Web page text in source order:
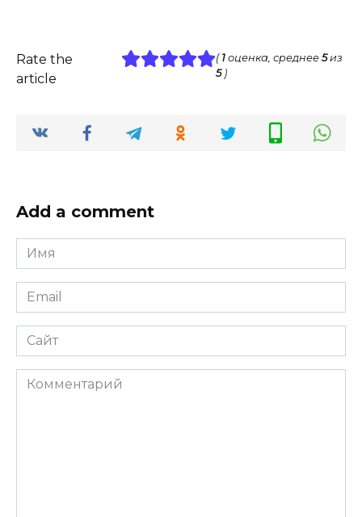
Rate the
article
( 1 оценка, среднее5из
5)
Add a comment
Имя
*
Email
*
Сайт
Комментарий